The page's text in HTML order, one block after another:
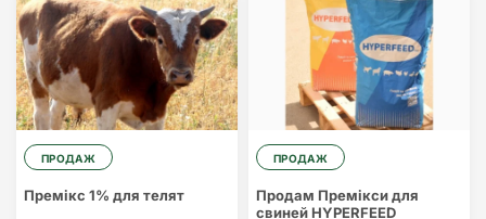
ПРОДАЖ
Премікс 1% для телят
ПРОДАЖ
Продам Премікси для
свиней HYPERFEED